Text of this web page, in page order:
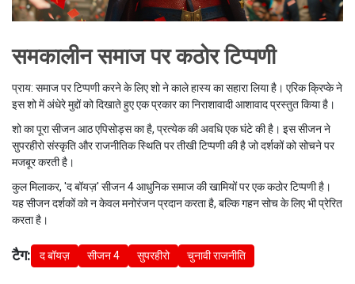
समकालीन समाज पर कठोर टिप्पणी
प्राय: समाज पर टिप्पणी करने के लिए शो ने काले हास्य का सहारा लिया है। एरिक क्रिप्के ने
इस शो में अंधेरे मुद्दों को दिखाते हुए एक प्रकार का निराशावादी आशावाद प्रस्तुत किया है।
शो का पूरा सीजन आठ एपिसोड्स का है, प्रत्येक की अवधि एक घंटे की है। इस सीजन ने
सुपरहीरो संस्कृति और राजनीतिक स्थिति पर तीखी टिप्पणी की है जो दर्शकों को सोचने पर
मजबूर करती है।
कुल मिलाकर, 'द बॉयज़' सीजन 4 आधुनिक समाज की खामियों पर एक कठोर टिप्पणी है।
यह सीजन दर्शकों को न केवल मनोरंजन प्रदान करता है, बल्कि गहन सोच के लिए भी प्रेरित
करता है।
टैग: द बॉयज़ सीजन 4 सुपरहीरो चुनावी राजनीति